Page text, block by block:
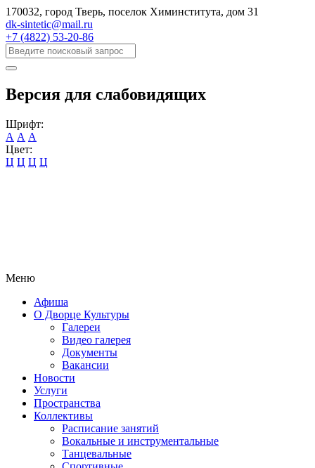
170032, город Тверь, поселок Химинститута, дом 31
dk-sintetic@mail.ru
+7 (4822) 53-20-86
Версия для слабовидящих
Шрифт:
А А А
Цвет:
Ц Ц Ц Ц
Меню
Афиша
О Дворце Культуры
Галереи
Видео галерея
Документы
Вакансии
Новости
Услуги
Пространства
Коллективы
Расписание занятий
Вокальные и инструментальные
Танцевальные